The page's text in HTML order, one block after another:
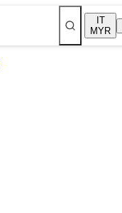
IT
MYR